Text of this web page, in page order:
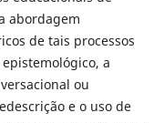
abordagem
de tais processos
a
ou
e o uso de